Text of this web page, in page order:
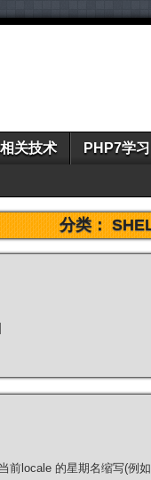
关技术 PHP7学习
分类：
前locale 的星期名缩写(例